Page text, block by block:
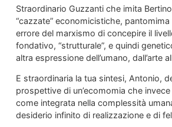
Straordinario Guzzanti che imita
“cazzate” economicistiche,
errore del marxismo di concepire il
fondativo, “strutturale”, e quindi
altra espressione dell’umano, dall’arte
E straordinaria la tua sintesi, Antonio,
prospettive di un’ecomomia che
come integrata nella complessità
desiderio infinito di realizzazione e di